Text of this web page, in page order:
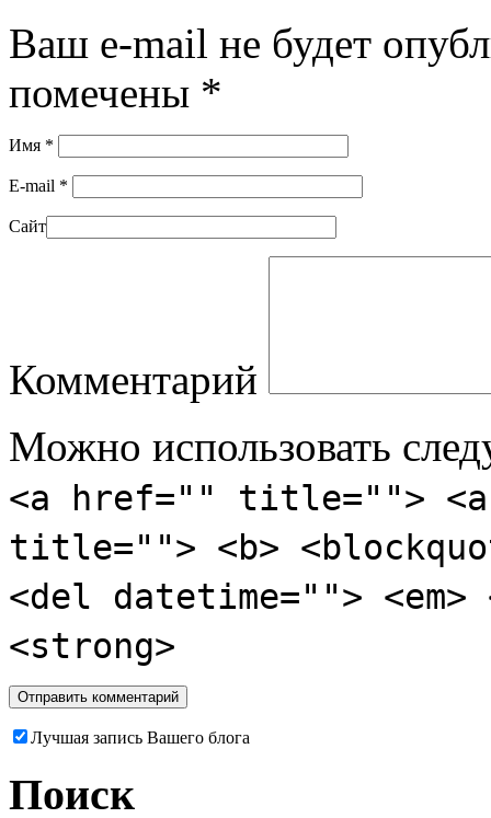
Ваш e-mail не будет
помечены *
Имя *
E-mail *
Сайт
Комментарий
Можно использовать
<a href="" title="">
title=""> <b>
<del datetime="">
<strong>
Лучшая запись Вашего блога
Поиск